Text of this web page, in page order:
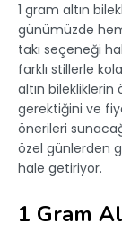
1 gram altın
günümüzde
takı seçeneği
farklı stillerle
altın bilekliklerin
gerektiğini ve
önerileri
özel günlerden
hale getiriyor.
1 Gram